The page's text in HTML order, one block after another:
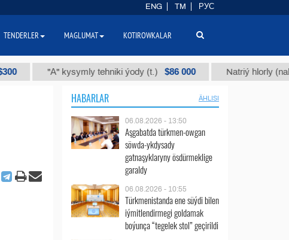
"А" kysymly tehniki ýody (t.) $86 000 Natriý hlorly (nahar
HABARLAR ÄHLISI
06.08.2026 - 13:50
Aşgabatda türkmen-owgan
söwda-ykdysady
gatnaşyklaryny ösdürmeklige
garaldy
06.08.2026 - 10:55
Türkmenistanda ene süýdi bilen
iýmitlendirmegi goldamak
boýunça “tegelek stol” geçirildi
ENG TM РУС
TENDERLER MAGLUMAT KOTIROWKALAR